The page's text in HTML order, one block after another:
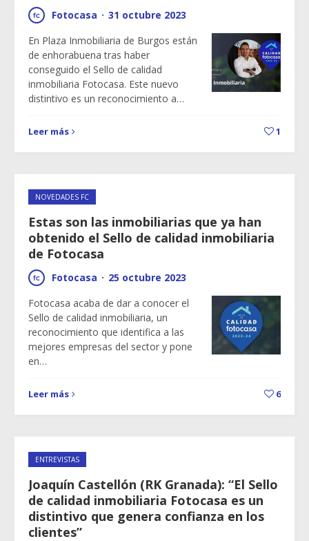
Fotocasa · 31 octubre 2023
En Plaza Inmobiliaria de Burgos están
de enhorabuena tras haber
conseguido el Sello de calidad
inmobiliaria Fotocasa. Este nuevo
distintivo es un reconocimiento a…
Leer más 1
NOVEDADES FC
Estas son las inmobiliarias que ya han
obtenido el Sello de calidad inmobiliaria
de Fotocasa
Fotocasa · 25 octubre 2023
Fotocasa acaba de dar a conocer el
Sello de calidad inmobiliaria, un
reconocimiento que identifica a las
mejores empresas del sector y pone
en…
Leer más 6
ENTREVISTAS
Joaquín Castellón (RK Granada): “El Sello
de calidad inmobiliaria Fotocasa es un
distintivo que genera confianza en los
clientes”